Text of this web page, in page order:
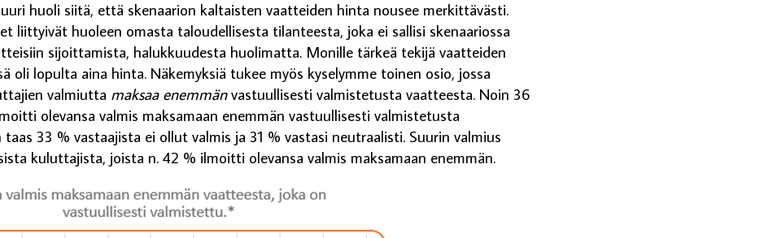
huoli siitä, että skenaarion kaltaisten vaatteiden hinta nousee merkittävästi.
liittyivät huoleen omasta taloudellisesta tilanteesta, joka ei sallisi skenaariossa
sijoittamista, halukkuudesta huolimatta. Monille tärkeä tekijä vaatteiden
oli lopulta aina hinta. Näkemyksiä tukee myös kyselymme toinen osio, jossa
valmiutta maksaa enemmänvastuullisesti valmistetusta vaatteesta. Noin 36
olevansa valmis maksamaan enemmän vastuullisesti valmistetusta
33 % vastaajista ei ollut valmis ja 31 % vastasi neutraalisti. Suurin valmius
kuluttajista, joista n. 42 % ilmoitti olevansa valmis maksamaan enemmän.